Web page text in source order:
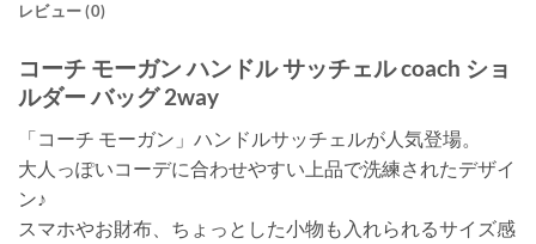
レビュー (0)
コーチ モーガン ハンドル サッチェル coach ショ
ルダー バッグ 2way
「コーチ モーガン」ハンドルサッチェルが人気登場。
大人っぽいコーデに合わせやすい上品で洗練されたデザイ
ン♪
スマホやお財布、ちょっとした小物も入れられるサイズ感